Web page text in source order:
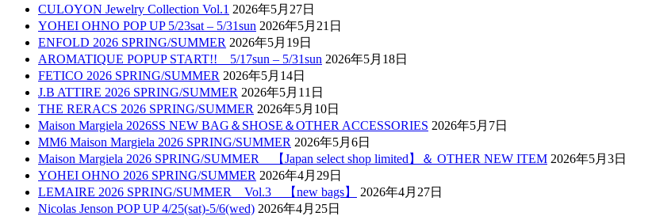
CULOYON Jewelry Collection Vol.1 2026年5月27日
YOHEI OHNO POP UP 5/23sat – 5/31sun 2026年5月21日
ENFOLD 2026 SPRING/SUMMER 2026年5月19日
AROMATIQUE POPUP START!! 5/17sun – 5/31sun 2026年5月18日
FETICO 2026 SPRING/SUMMER 2026年5月14日
J.B ATTIRE 2026 SPRING/SUMMER 2026年5月11日
THE RERACS 2026 SPRING/SUMMER 2026年5月10日
Maison Margiela 2026SS NEW BAG＆SHOSE＆OTHER ACCESSORIES 2026年5月7日
MM6 Maison Margiela 2026 SPRING/SUMMER 2026年5月6日
Maison Margiela 2026 SPRING/SUMMER 【Japan select shop limited】＆ OTHER NEW ITEM 2026年5月3日
YOHEI OHNO 2026 SPRING/SUMMER 2026年4月29日
LEMAIRE 2026 SPRING/SUMMER Vol.3 【new bags】
2026年4月27日
Nicolas Jenson POP UP 4/25(sat)-5/6(wed) 2026年4月25日